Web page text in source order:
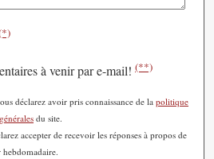
à venir par e-mail! (**)
déclarez avoir pris connaissance de la politique
du site.
accepter de recevoir les réponses à propos de